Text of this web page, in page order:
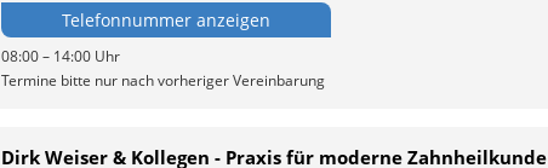
Telefonnummer anzeigen
08:00 – 14:00 Uhr
Termine bitte nur nach vorheriger Vereinbarung
Dirk Weiser & Kollegen - Praxis für moderne Zahnheilkunde